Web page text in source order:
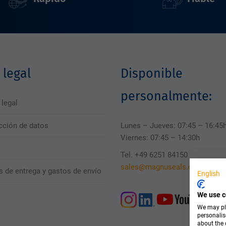
legal
de datos
de entrega y gastos de envío
Disponible
personalmente:
Lunes – Jueves: 07:45 –
Viernes: 07:45 – 14:30h
Tel. +49 6251 84150
sales@magnuseals.com
English
We use
We may
about the